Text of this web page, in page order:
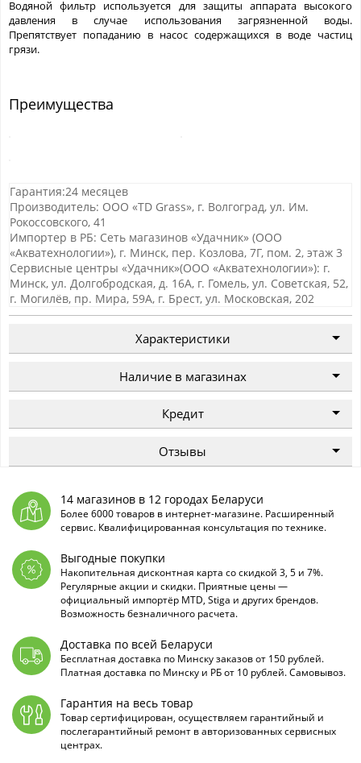
Водяной фильтр используется для защиты аппарата высокого
давления в случае использования загрязненной воды.
Препятствует попаданию в насос содержащихся в воде частиц
грязи.
Преимущества
Гарантия:24 месяцев
Производитель: ООО «TD Grass», г. Волгоград, ул. Им.
Рокоссовского, 41
Импортер в РБ: Сеть магазинов «Удачник» (ООО
«Акватехнологии»), г. Минск, пер. Козлова, 7Г, пом. 2, этаж 3
Сервисные центры «Удачник»(ООО «Акватехнологии»): г.
Минск, ул. Долгобродская, д. 16А, г. Гомель, ул. Советская, 52,
г. Могилёв, пр. Мира, 59А, г. Брест, ул. Московская, 202
Характеристики
Наличие в магазинах
Кредит
Отзывы
14 магазинов в 12 городах Беларуси
Более 6000 товаров в интернет-магазине. Расширенный
сервис. Квалифицированная консультация по технике.
Выгодные покупки
Накопительная дисконтная карта со скидкой 3, 5 и 7%.
Регулярные акции и скидки. Приятные цены —
официальный импортёр MTD, Stiga и других брендов.
Возможность безналичного расчета.
Доставка по всей Беларуси
Бесплатная доставка по Минску заказов от 150 рублей.
Платная доставка по Минску и РБ от 10 рублей. Самовывоз.
Гарантия на весь товар
Товар сертифицирован, осуществляем гарантийный и
послегарантийный ремонт в авторизованных сервисных
центрах.